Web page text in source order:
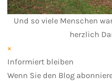
Und so viele Menschen
herzlich
×
Informiert bleiben
Wenn Sie den Blog